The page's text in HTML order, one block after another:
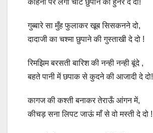
कोहनी पर लगी चोट छुपाने का हुनर दे दो!
गुब्बारे सा मुँह फुलाकर खूब सिसकनने दो,
दादाजी का चश्मा छुपाने की गुस्ताखी दे दो !
रिमझिम बरसती बारिश की नन्ही नन्ही बूंदे ,
बहते पानी में छपाक से कुदने की आजादी दे दो!
कागज की कश्ती बनाकर तेराऊँ आंगन में,
कीचड़ सना लिपट जाऊं माँ से वो मस्ती दे दो !